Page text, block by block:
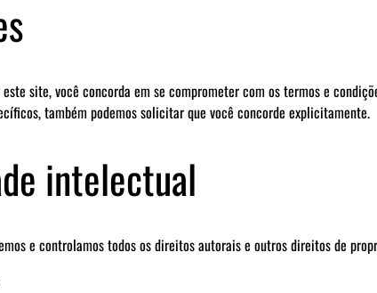
site, você concorda em se comprometer com os termos e
também podemos solicitar que você concorde explicitamente.
intelectual
e controlamos todos os direitos autorais e outros direitos de